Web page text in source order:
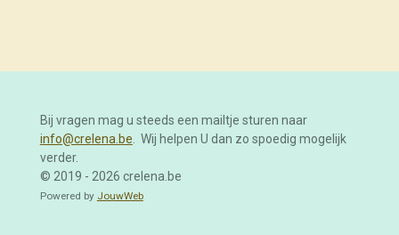
Bij vragen mag u steeds een mailtje sturen naar
info@crelena.be . Wij helpen U dan zo spoedig mogelijk
verder.
© 2019 - 2026 crelena.be
Powered by JouwWeb